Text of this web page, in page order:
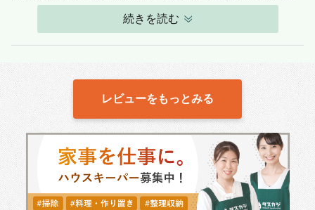
ざいました。
続きを読む
レビューをもっとみる